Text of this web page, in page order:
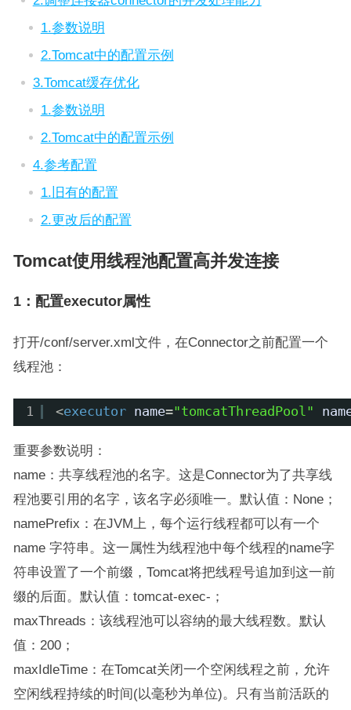
1.参数说明
2.Tomcat中的配置示例
3.Tomcat缓存优化
1.参数说明
2.Tomcat中的配置示例
4.参考配置
1.旧有的配置
2.更改后的配置
Tomcat使用线程池配置高并发连接
1：配置executor属性
打开/conf/server.xml文件，在Connector之前配置一个
线程池：
1 <executor name="tomcatThreadPool"
重要参数说明：
name：共享线程池的名字。这是Connector为了共享线
程池要引用的名字，该名字必须唯一。默认值：None；
namePrefix：在JVM上，每个运行线程都可以有一个
name 字符串。这一属性为线程池中每个线程的name字
符串设置了一个前缀，Tomcat将把线程号追加到这一前
缀的后面。默认值：tomcat-exec-；
maxThreads：该线程池可以容纳的最大线程数。默认
值：200；
maxIdleTime：在Tomcat关闭一个空闲线程之前，允许
空闲线程持续的时间(以毫秒为单位)。只有当前活跃的